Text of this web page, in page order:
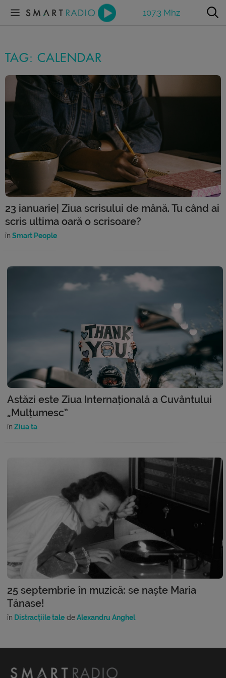
107.3 Mhz
TAG: CALENDAR
23 ianuarie| Ziua scrisului de mână. Tu când ai
scris ultima oară o scrisoare?
în Smart People
Astăzi este Ziua Internațională a Cuvântului
„Mulțumesc”
în Ziua ta
25 septembrie în muzică: se naște Maria
Tănase!
în Distracțiile tale deAlexandru Anghel